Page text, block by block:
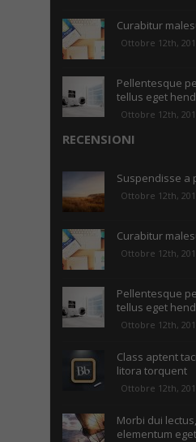
Curabitur
Ottobre 12th,
Pellentesque
tellus eget
Ottobre 12th,
RECENSIONI
Suspendisse a
Ottobre 12th,
Curabitur
Ottobre 12th,
Pellentesque
tellus eget
Ottobre 12th,
Class aptent
litora torquent
Ottobre 12th,
Morbi dui
elementum eget